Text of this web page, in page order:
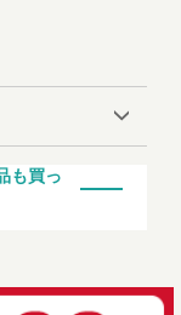
も買っ